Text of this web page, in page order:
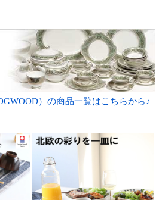
）の商品一覧はこちらから♪